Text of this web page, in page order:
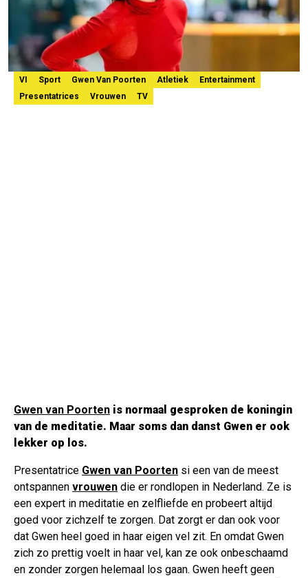
VI Sport Gwen Van Poorten Atletiek
Entertainment
Presentatrices
Vrouwen TV
Gwen van Poorten is normaal gesproken de koningin
van de meditatie. Maar soms dan danst Gwen er ook
lekker op los.
Presentatrice Gwen van Poorten si een van de meest
ontspannen vrouwen die er rondlopen in Nederland. Ze is
een expert in meditatie en zelfliefde en probeert altijd
goed voor zichzelf te zorgen. Dat zorgt er dan ook voor
dat Gwen heel goed in haar eigen vel zit. En omdat Gwen
zich zo prettig voelt in haar vel, kan ze ook onbeschaamd
en zonder zorgen helemaal los gaan. Gwen heeft geen